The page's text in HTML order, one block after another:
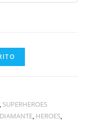
, SUPERHEROES
DIAMANTE, HEROES,